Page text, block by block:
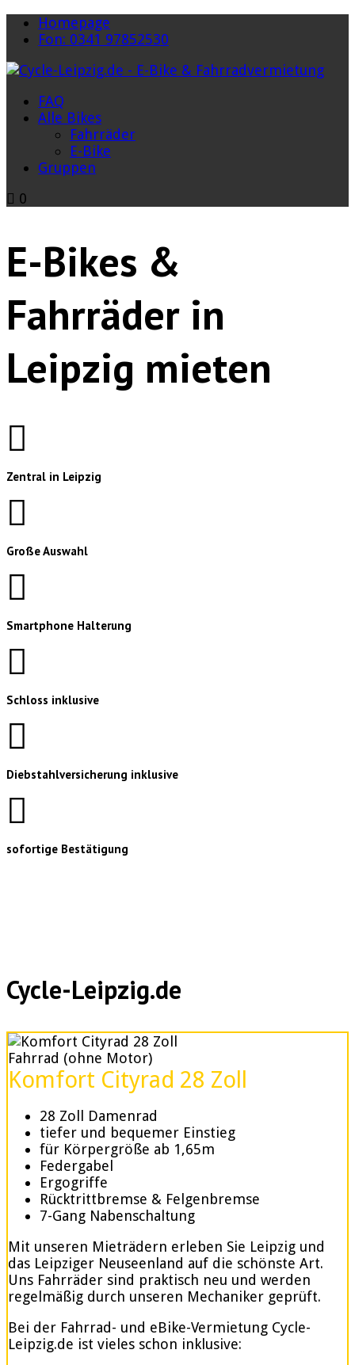
Homepage
Fon: 0341 97852530
FAQ
Alle Bikes
Fahrräder
E-Bike
Gruppen
0
E-Bikes &
Fahrräder in
Leipzig mieten
Zentral in Leipzig
Große Auswahl
Smartphone Halterung
Schloss inklusive
Diebstahlversicherung inklusive
sofortige Bestätigung
Cycle-Leipzig.de
Fahrrad (ohne Motor)
Komfort Cityrad 28 Zoll
28 Zoll Damenrad
tiefer und bequemer Einstieg
für Körpergröße ab 1,65m
Federgabel
Ergogriffe
Rücktrittbremse & Felgenbremse
7-Gang Nabenschaltung
Mit unseren Mieträdern erleben Sie Leipzig und
das Leipziger Neuseenland auf die schönste Art.
Uns Fahrräder sind praktisch neu und werden
regelmäßig durch unseren Mechaniker geprüft.
Bei der Fahrrad- und eBike-Vermietung Cycle-
Leipzig.de ist vieles schon inklusive: